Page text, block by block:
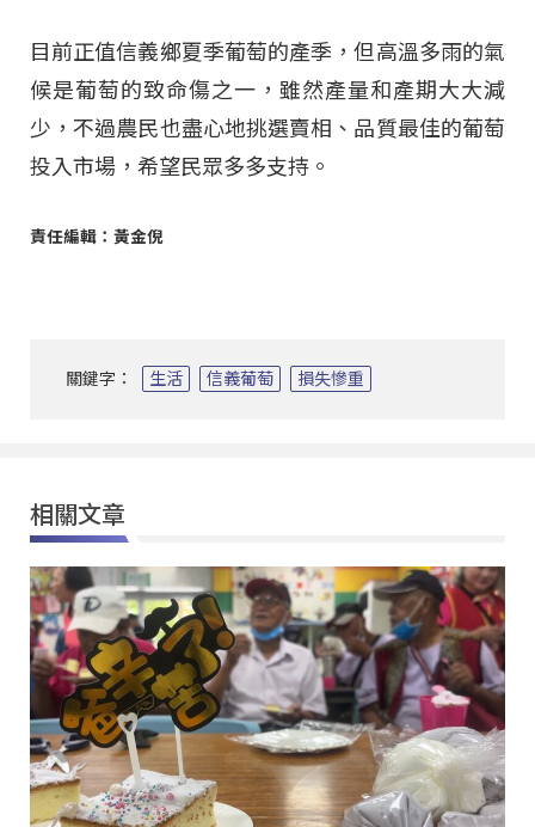
目前正值信義鄉夏季葡萄的產季，但高溫多雨的氣
候是葡萄的致命傷之一，雖然產量和產期大大減
少，不過農民也盡心地挑選賣相、品質最佳的葡萄
投入市場，希望民眾多多支持。
責任編輯：黃金倪
關鍵字： 生活 信義葡萄 損失慘重
相關文章